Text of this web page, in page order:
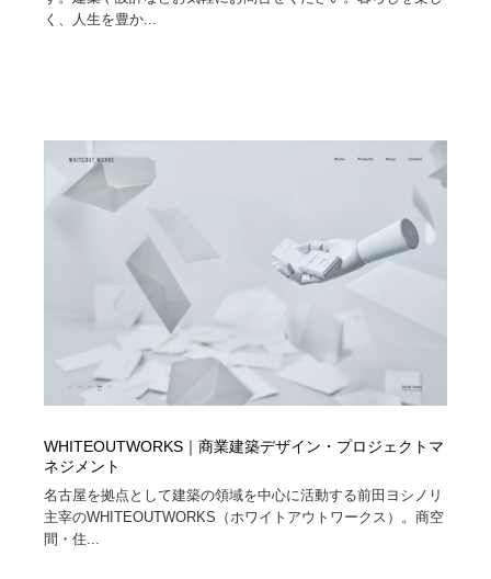
く、人生を豊か...
WHITEOUTWORKS｜商業建築デザイン・プロジェクトマ
ネジメント
名古屋を拠点として建築の領域を中心に活動する前田ヨシノリ
主宰のWHITEOUTWORKS（ホワイトアウトワークス）。商空
間・住...